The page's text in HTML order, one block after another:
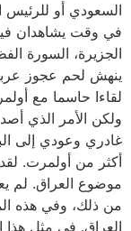
السعودي أو للرئيس
في وقت يشاهدان
الجزيرة، السورة
ينهش لحم عجوز
لقاءا حاسما مع
ولكن الأمر الذي
غادري وعودي إلى
أكثر من أولمرت.
موضوع العراق. لم
من ذلك، وفي هذه
العراق. في مثل